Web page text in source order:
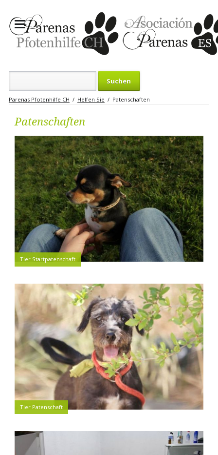
Parenas Pfotenhilfe CH Helfen Sie Patenschaften
Patenschaften
Tier Startpatenschaft
Tier Patenschaft